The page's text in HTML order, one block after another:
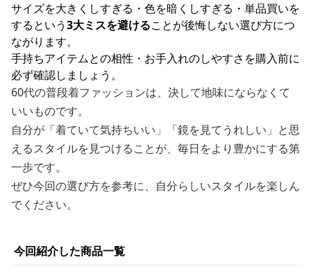
サイズを大きくしすぎる・色を暗くしすぎる・単品買いを
するという3大ミスを避けることが後悔しない選び方につ
ながります。
手持ちアイテムとの相性・お手入れのしやすさを購入前に
必ず確認しましょう。
60代の普段着ファッションは、決して地味にならなくて
いいものです。
自分が「着ていて気持ちいい」「鏡を見てうれしい」と思
えるスタイルを見つけることが、毎日をより豊かにする第
一歩です。
ぜひ今回の選び方を参考に、自分らしいスタイルを楽しん
でください。
今回紹介した商品一覧